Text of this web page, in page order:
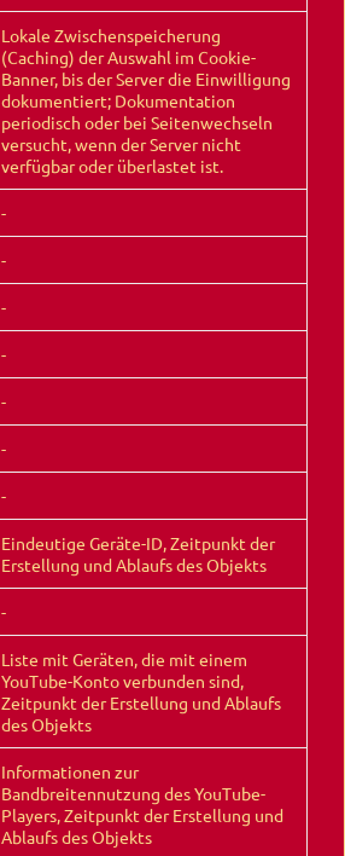
Lokale Zwischenspeicherung
(Caching) der Auswahl im Cookie-
Banner, bis der Server die Einwilligung
dokumentiert; Dokumentation
periodisch oder bei Seitenwechseln
versucht, wenn der Server nicht
verfügbar oder überlastet ist.
-
-
-
-
-
-
-
Eindeutige Geräte-ID, Zeitpunkt der
Erstellung und Ablaufs des Objekts
-
Liste mit Geräten, die mit einem
YouTube-Konto verbunden sind,
Zeitpunkt der Erstellung und Ablaufs
des Objekts
Informationen zur
Bandbreitennutzung des YouTube-
Players, Zeitpunkt der Erstellung und
Ablaufs des Objekts